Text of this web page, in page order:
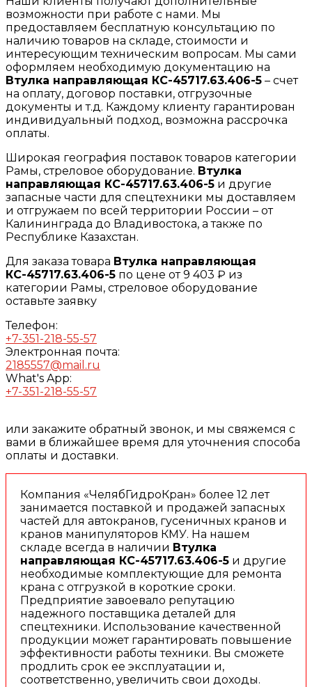
возможности при работе с нами. Мы
предоставляем бесплатную консультацию по
наличию товаров на складе, стоимости и
интересующим техническим вопросам. Мы сами
оформляем необходимую документацию на
Втулка направляющая КС-45717.63.406-5 – счет
на оплату, договор поставки, отгрузочные
документы и т.д. Каждому клиенту гарантирован
индивидуальный подход, возможна рассрочка
оплаты.
Широкая география поставок товаров категории
Рамы, стреловое оборудование. Втулка
направляющая КС-45717.63.406-5 и другие
запасные части для спецтехники мы доставляем
и отгружаем по всей территории России – от
Калининграда до Владивостока, а также по
Республике Казахстан.
Для заказа товара Втулка направляющая
КС-45717.63.406-5 по цене от 9 403 ₽ из
категории Рамы, стреловое оборудование
оставьте заявку
Телефон:
+7-351-218-55-57
Электронная почта:
2185557@mail.ru
What's App:
+7-351-218-55-57
или закажите обратный звонок, и мы свяжемся с
вами в ближайшее время для уточнения способа
оплаты и доставки.
Компания «ЧелябГидроКран» более 12 лет
занимается поставкой и продажей запасных
частей для автокранов, гусеничных кранов и
кранов манипуляторов КМУ. На нашем
складе всегда в наличии Втулка
направляющая КС-45717.63.406-5 и другие
необходимые комплектующие для ремонта
крана с отгрузкой в короткие сроки.
Предприятие завоевало репутацию
надежного поставщика деталей для
спецтехники. Использование качественной
продукции может гарантировать повышение
эффективности работы техники. Вы сможете
продлить срок ее эксплуатации и,
соответственно, увеличить свои доходы.